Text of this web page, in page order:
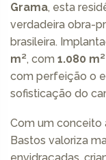
Grama, esta
verdadeira obra-
brasileira.
m², com 1.080
com perfeição o
sofisticação do
Com um conceito
Bastos valoriza